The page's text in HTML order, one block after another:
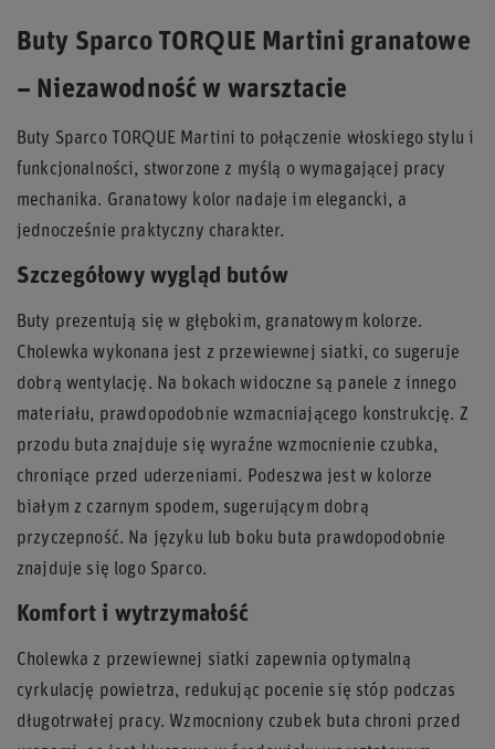
Buty Sparco TORQUE Martini granatowe
– Niezawodność w warsztacie
Buty Sparco TORQUE Martini to połączenie włoskiego stylu i
funkcjonalności, stworzone z myślą o wymagającej pracy
mechanika. Granatowy kolor nadaje im elegancki, a
jednocześnie praktyczny charakter.
Szczegółowy wygląd butów
Buty prezentują się w głębokim, granatowym kolorze.
Cholewka wykonana jest z przewiewnej siatki, co sugeruje
dobrą wentylację. Na bokach widoczne są panele z innego
materiału, prawdopodobnie wzmacniającego konstrukcję. Z
przodu buta znajduje się wyraźne wzmocnienie czubka,
chroniące przed uderzeniami. Podeszwa jest w kolorze
białym z czarnym spodem, sugerującym dobrą
przyczepność. Na języku lub boku buta prawdopodobnie
znajduje się logo Sparco.
Komfort i wytrzymałość
Cholewka z przewiewnej siatki zapewnia optymalną
cyrkulację powietrza, redukując pocenie się stóp podczas
długotrwałej pracy. Wzmocniony czubek buta chroni przed